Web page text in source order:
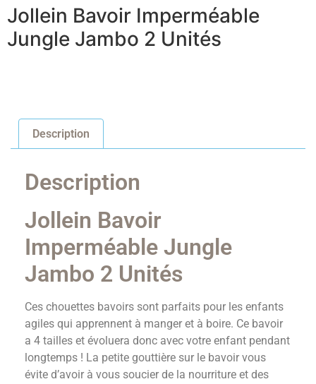
Jollein Bavoir Imperméable
Jungle Jambo 2 Unités
Description
Description
Jollein Bavoir
Imperméable Jungle
Jambo 2 Unités
Ces chouettes bavoirs sont parfaits pour les enfants
agiles qui apprennent à manger et à boire. Ce bavoir
a 4 tailles et évoluera donc avec votre enfant pendant
longtemps ! La petite gouttière sur le bavoir vous
évite d’avoir à vous soucier de la nourriture et des